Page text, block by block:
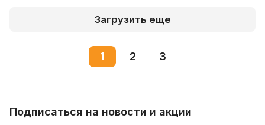
Загрузить еще
1 2 3
Подписаться на новости и акции